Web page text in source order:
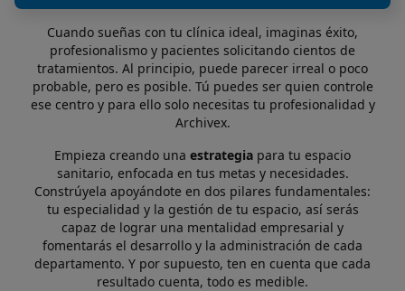
Cuando sueñas con tu clínica ideal, imaginas éxito,
profesionalismo y pacientes solicitando cientos de
tratamientos. Al principio, puede parecer irreal o poco
probable, pero es posible. Tú puedes ser quien controle
ese centro y para ello solo necesitas tu profesionalidad y
Archivex.
Empieza creando una estrategia para tu espacio
sanitario, enfocada en tus metas y necesidades.
Constrúyela apoyándote en dos pilares fundamentales:
tu especialidad y la gestión de tu espacio, así serás
capaz de lograr una mentalidad empresarial y
fomentarás el desarrollo y la administración de cada
departamento. Y por supuesto, ten en cuenta que cada
resultado cuenta, todo es medible.